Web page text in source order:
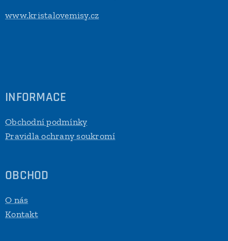
www.kristalovemisy.cz
INFORMACE
Obchodní podmínky
Pravidla ochrany soukromí
OBCHOD
O nás
Kontakt